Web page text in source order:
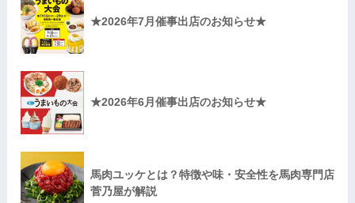
★2026年7月催事出店のお知らせ★
★2026年6月催事出店のお知らせ★
馬肉ユッケとは？特徴や味・安全性を馬肉専門店
菅乃屋が解説